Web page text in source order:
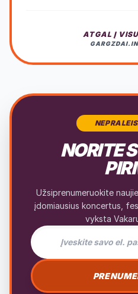
ATGAL Į
NORITE
Užsiprenumeruokite
įdomiausius koncertus,
vyksta
El. pašto adresas